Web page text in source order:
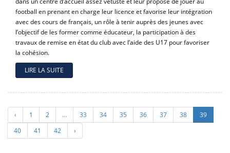
football en prenant en charge leur licence et favorise leur intégration
avec des cours de français, un rôle à tenir auprès des jeunes avec
l’objectif de les former comme éducateur, la participation à des
travaux de remise en état du club avec l’aide des U17 pour favoriser
la cohésion.
LIRE LA SUITE
‹ 1 2 ... 33 34 35 36 37 38
39
40
41 42 ›